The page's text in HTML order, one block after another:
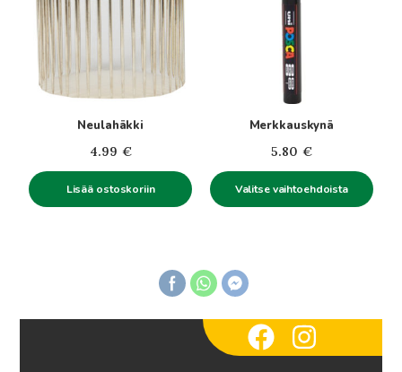
Neulahäkki
4.99 €
Lisää ostoskoriin
Merkkauskynä
5.80 €
Valitse vaihtoehdoista